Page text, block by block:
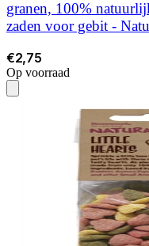
granen, 100%
zaden voor gebit -
€2,75
Op voorraad